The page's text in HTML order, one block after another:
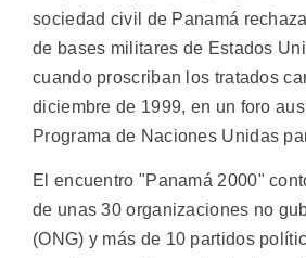
sociedad civil de Panamá
de bases militares de Estados
cuando proscriban los tratados
diciembre de 1999, en un foro
Programa de Naciones Unidas
El encuentro "Panamá 2000"
de unas 30 organizaciones no
(ONG) y más de 10 partidos